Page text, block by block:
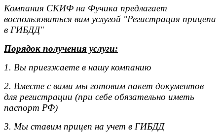
Компания СКИФ на Фучика предлагает
воспользоваться вам услугой "Регистрация прицепа
в ГИБДД"
Порядок получения услуги:
1. Вы приезжаете в нашу компанию
2. Вместе с вами мы готовим пакет документов
для регистрации (при себе обязательно иметь
паспорт РФ)
3. Мы ставим прицеп на учет в ГИБДД